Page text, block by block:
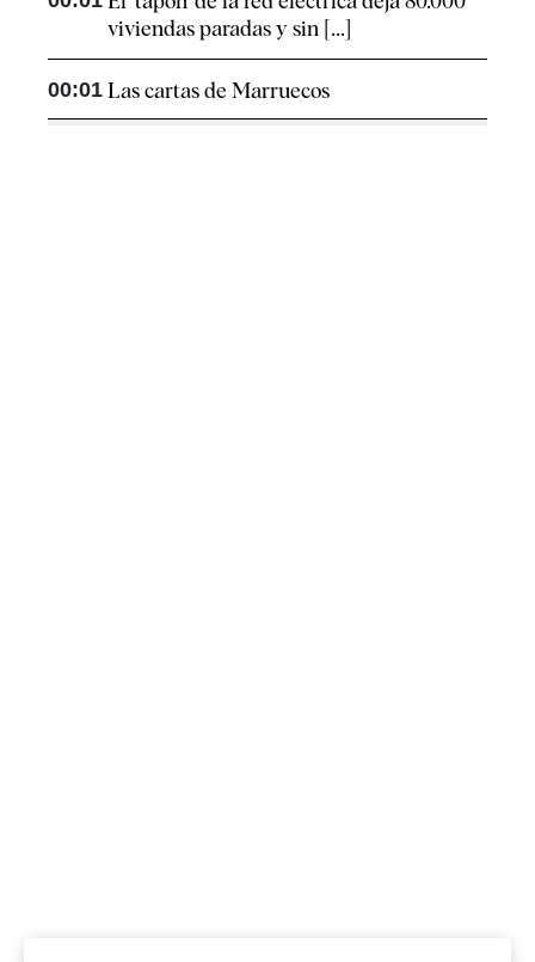
viviendas paradas y sin [...]
00:01 Las cartas de Marruecos